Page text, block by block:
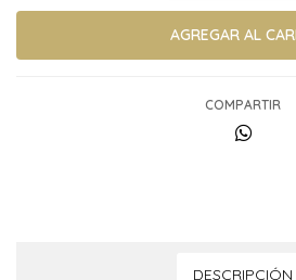
COMPARTIR
DESCRIPCIÓN